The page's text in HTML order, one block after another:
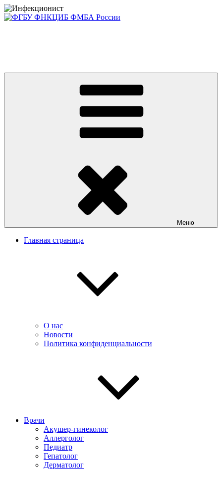
Перейти
к
Меню
Главная страница
О нас
Новости
Политика конфиденциальности
Врачи
Акушер-гинеколог
Аллерголог
Педиатр
Гепатолог
Дерматолог